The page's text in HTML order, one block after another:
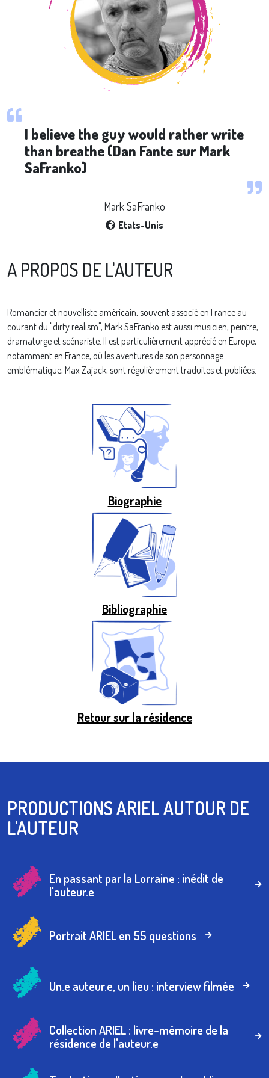
CITATION
I believe the guy would rather write
than breathe (Dan Fante sur Mark
SaFranko)
Mark SaFranko
Etats-Unis
A PROPOS DE L'AUTEUR
Romancier et nouvelliste américain, souvent associé en France au
courant du "dirty realism", Mark SaFranko est aussi musicien, peintre,
dramaturge et scénariste. Il est particulièrement apprécié en Europe,
notamment en France, où les aventures de son personnage
emblématique, Max Zajack, sont régulièrement traduites et publiées.
Biographie
BIBLIOGRAPHIE
Bibliographie
Retour sur la résidence
PRODUCTIONS ARIEL AUTOUR DE
L'AUTEUR
En passant par la Lorraine : inédit de
l'auteur.e
Portrait ARIEL en 55 questions
Un.e auteur.e, un lieu : interview filmée
Collection ARIEL : livre-mémoire de la
résidence de l'auteur.e